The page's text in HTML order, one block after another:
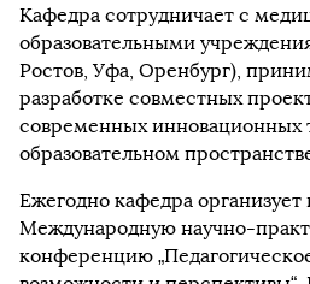
Кафедра сотрудничает с
образовательными
Ростов, Уфа, Оренбург),
разработке совместных
современных инновационных
образовательном
Ежегодно кафедра организует
Международную научно-
конференцию